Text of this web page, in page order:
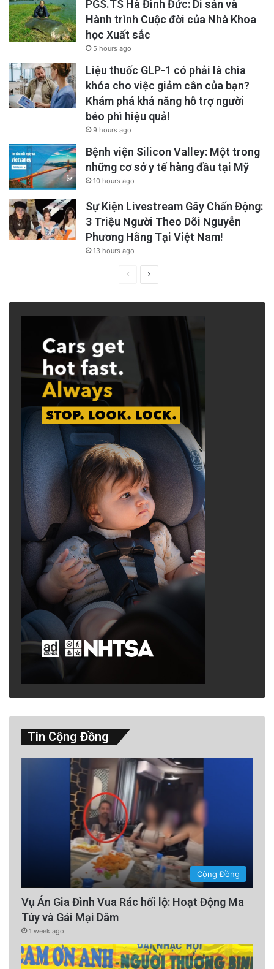
PGS.TS Hà Đình Đức: Di sản và
Hành trình Cuộc đời của Nhà Khoa
học Xuất sắc
5 hours ago
Liệu thuốc GLP-1 có phải là chìa
khóa cho việc giảm cân của bạn?
Khám phá khả năng hỗ trợ người
béo phì hiệu quả!
9 hours ago
Bệnh viện Silicon Valley: Một trong
những cơ sở y tế hàng đầu tại Mỹ
10 hours ago
Sự Kiện Livestream Gây Chấn Động:
3 Triệu Người Theo Dõi Nguyễn
Phương Hằng Tại Việt Nam!
13 hours ago
PreviousNext
Tin Cộng Đồng
Cộng Đồng
Vụ Án Gia Đình Vua Rác hối lộ: Hoạt Động Ma
Túy và Gái Mại Dâm
1 week ago